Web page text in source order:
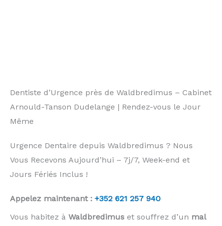
Dentiste d’Urgence près de Waldbredimus – Cabinet
Arnould-Tanson Dudelange | Rendez-vous le Jour
Même
Urgence Dentaire depuis Waldbredimus ? Nous
Vous Recevons Aujourd’hui – 7j/7, Week-end et
Jours Fériés Inclus !
Appelez maintenant : +352 621 257 940
Vous habitez à Waldbredimus et souffrez d’un mal